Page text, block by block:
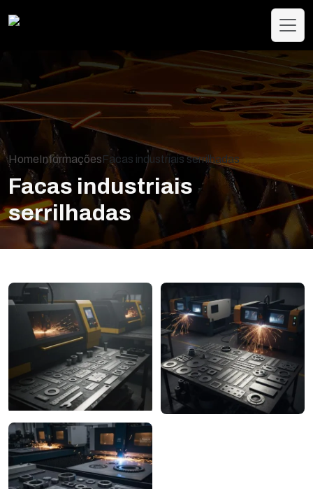
HomeInformaçõesFacas industriais serrilhadas
Facas industriais
serrilhadas